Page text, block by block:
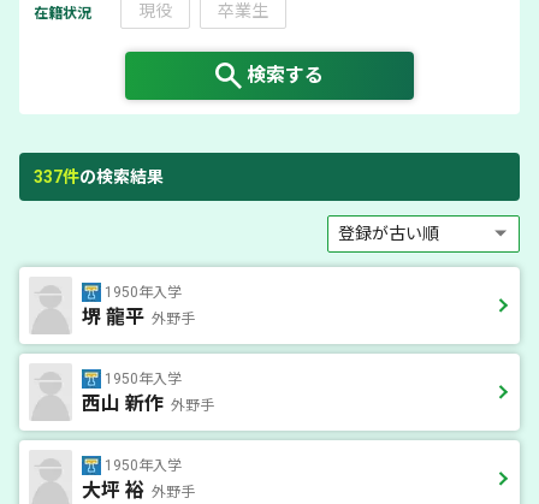
在籍状況 現役 卒業生
検索する
337件の検索結果
1950年入学
堺 龍平 外野手
1950年入学
西山 新作 外野手
1950年入学
大坪 裕 外野手